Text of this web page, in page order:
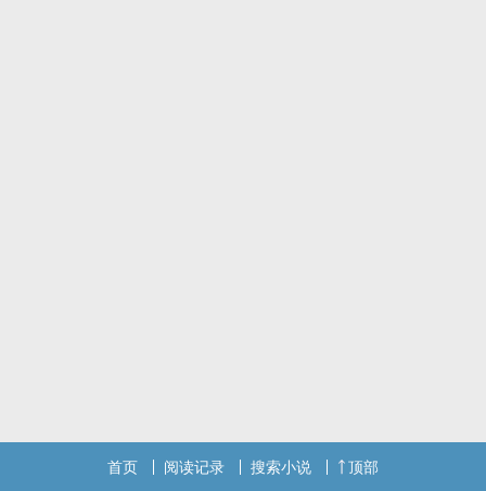
首页 阅读记录 搜索小说 顶部